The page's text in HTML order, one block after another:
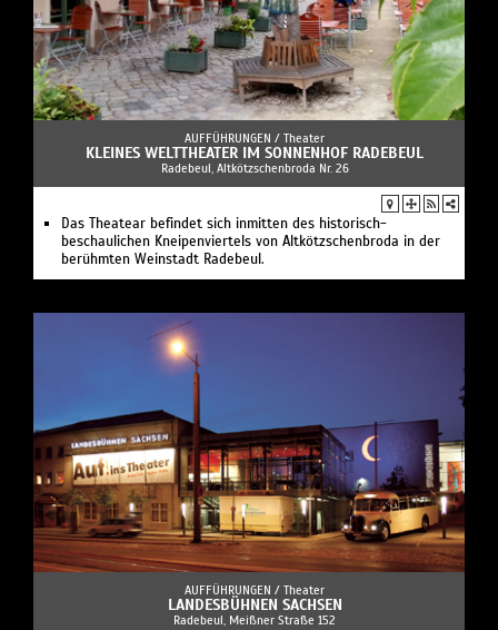
AUFFÜHRUNGEN / Theater
KLEINES WELTTHEATER IM SONNENHOF RADEBEUL
Radebeul, Altkötzschenbroda Nr. 26
Das Theatear befindet sich inmitten des historisch-
beschaulichen Kneipenviertels von Altkötzschenbroda in der
berühmten Weinstadt Radebeul.
AUFFÜHRUNGEN / Theater
LANDESBÜHNEN SACHSEN
Radebeul, Meißner Straße 152